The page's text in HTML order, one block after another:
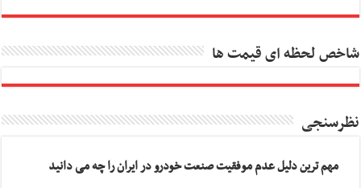
شاخص لحظه ای قیمت ها
نظرسنجی
مهم ترین دلیل عدم موفقیت صنعت خودرو در ایران را چه می دانید